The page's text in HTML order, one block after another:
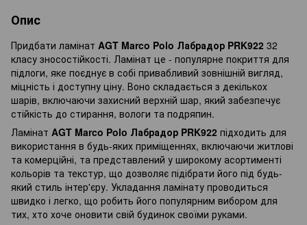
Опис
Придбати ламінат AGT Marco Polo Лабрадор PRK922 32
класу зносостійкості. Ламінат це - популярне покриття для
підлоги, яке поєднує в собі привабливий зовнішній вигляд,
міцність і доступну ціну. Воно складається з декількох
шарів, включаючи захисний верхній шар, який забезпечує
стійкість до стирання, вологи та подряпин.
Ламінат AGT Marco Polo Лабрадор PRK922 підходить для
використання в будь-яких приміщеннях, включаючи житлові
та комерційні, та представлений у широкому асортименті
кольорів та текстур, що дозволяє підібрати його під будь-
який стиль інтер'єру. Укладання ламінату проводиться
швидко і легко, що робить його популярним вибором для
тих, хто хоче оновити свій будинок своїми руками.